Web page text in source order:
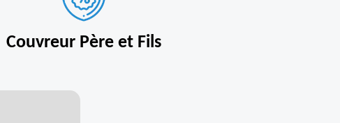
Couvreur Père et Fils